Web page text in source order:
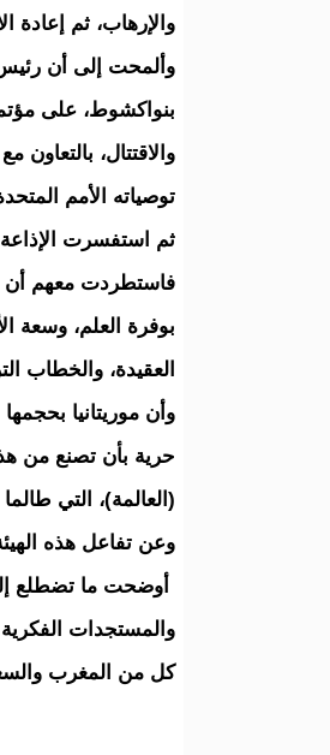
والإرهاب، ثم إعادة
وألمحت إلى أن
بنواكشوط، على
والاقتتال،
توصياته الأمم
ثم استفسرت الإذاعة
فاستطردت معهم أن
بوفرة العلم، وسعة
العقيدة، والخطاب
وأن موريتانيا
حرية بأن تصنع من
(العالمة)، التي
وعن تفاعل هذه
أوضحت ما تضطلع
والمستجدات الفكرية
كل من المغرب